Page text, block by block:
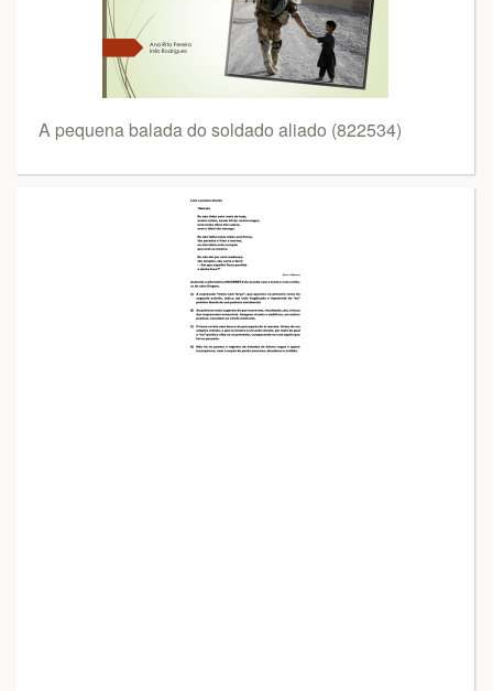
A pequena balada do soldado aliado (822534)